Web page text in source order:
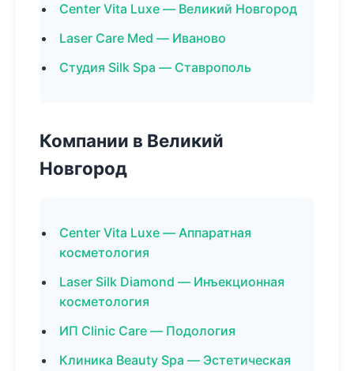
Center Vita Luxe — Великий Новгород
Laser Care Med — Иваново
Студия Silk Spa — Ставрополь
Компании в Великий
Новгород
Center Vita Luxe — Аппаратная
косметология
Laser Silk Diamond — Инъекционная
косметология
ИП Clinic Care — Подология
Клиника Beauty Spa — Эстетическая